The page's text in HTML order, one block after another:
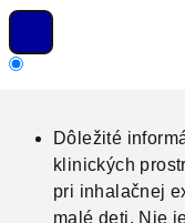
Dôležité
klinických
pri inhalačnej
malé deti. Nie